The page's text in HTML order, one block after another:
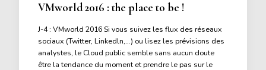
VMworld 2016 : the place to be !
J-4 : VMworld 2016 Si vous suivez les flux des réseaux
sociaux (Twitter, Linkedln,…) ou lisez les prévisions des
analystes, le Cloud public semble sans aucun doute
être la tendance du moment et prendre le pas sur le